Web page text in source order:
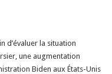
d’évaluer la situation
une augmentation
Biden aux États-Unis